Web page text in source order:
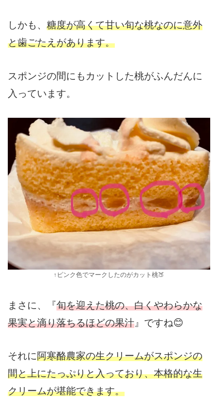
しかも、 糖度が高くて甘い旬な桃なのに意外
と歯ごたえがあります。
スポンジの間にもカットした桃がふんだんに
入っています。
↑ピンク色でマークしたのがカット桃🍑
まさに、『旬を迎えた桃の、白くやわらかな
果実と滴り落ちるほどの果汁 』ですね😊
それに阿寒酪農家の生クリームがスポンジの
間と上にたっぷりと入っており、本格的な生
クリームが堪能できます。